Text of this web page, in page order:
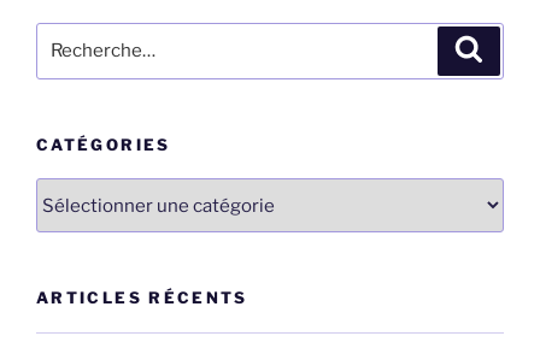
pour
CATÉGORIES
ARTICLES RÉCENTS